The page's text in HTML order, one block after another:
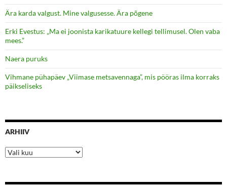
Ära karda valgust. Mine valgusesse. Ära põgene
Erki Evestus: „Ma ei joonista karikatuure kellegi tellimusel. Olen vaba
mees.”
Naera puruks
Vihmane pühapäev „Viimase metsavennaga”, mis pööras ilma korraks
päikseliseks
ARHIIV
Arhiiv